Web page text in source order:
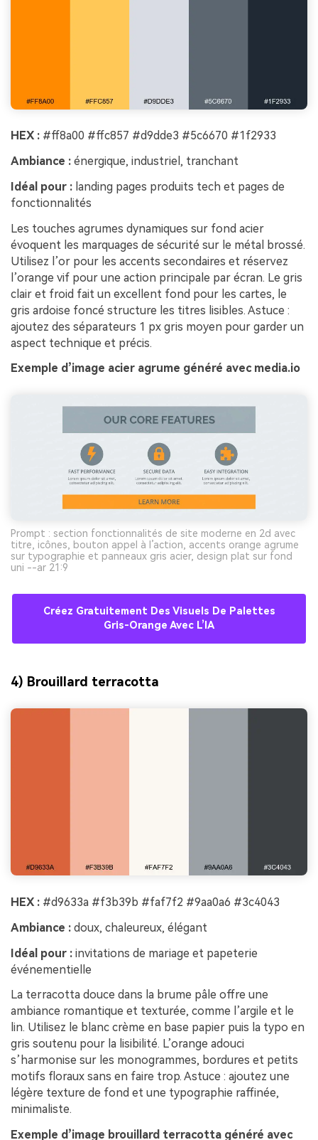
HEX : #ff8a00 #ffc857 #d9dde3 #5c6670 #1f2933
Ambiance : énergique, industriel, tranchant
Idéal pour : landing pages produits tech et pages de
fonctionnalités
Les touches agrumes dynamiques sur fond acier
évoquent les marquages de sécurité sur le métal brossé.
Utilisez l’or pour les accents secondaires et réservez
l’orange vif pour une action principale par écran. Le gris
clair et froid fait un excellent fond pour les cartes, le
gris ardoise foncé structure les titres lisibles. Astuce :
ajoutez des séparateurs 1 px gris moyen pour garder un
aspect technique et précis.
Exemple d’image acier agrume généré avec media.io
Prompt : section fonctionnalités de site moderne en 2d avec
titre, icônes, bouton appel à l’action, accents orange agrume
sur typographie et panneaux gris acier, design plat sur fond
uni --ar 21:9
Créez Gratuitement Des Visuels De Palettes
Gris-Orange Avec L’IA
4) Brouillard terracotta
HEX : #d9633a #f3b39b #faf7f2 #9aa0a6 #3c4043
Ambiance : doux, chaleureux, élégant
Idéal pour : invitations de mariage et papeterie
événementielle
La terracotta douce dans la brume pâle offre une
ambiance romantique et texturée, comme l’argile et le
lin. Utilisez le blanc crème en base papier puis la typo en
gris soutenu pour la lisibilité. L’orange adouci
s’harmonise sur les monogrammes, bordures et petits
motifs floraux sans en faire trop. Astuce : ajoutez une
légère texture de fond et une typographie raffinée,
minimaliste.
Exemple d’image brouillard terracotta généré avec